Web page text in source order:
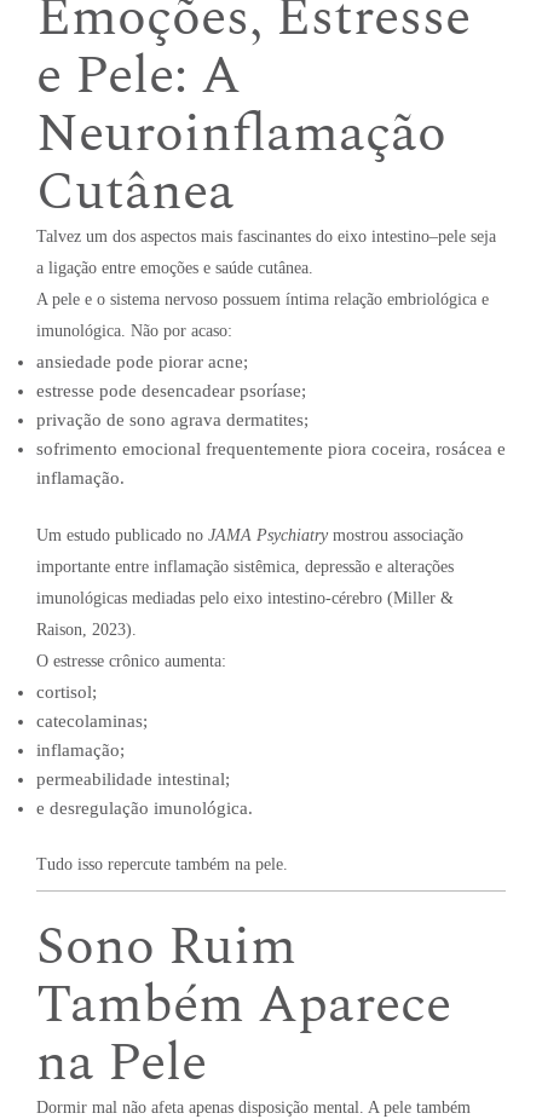
Emoções, Estresse
e Pele: A
Neuroinflamação
Cutânea
Talvez um dos aspectos mais fascinantes do eixo intestino–pele seja
a ligação entre emoções e saúde cutânea.
A pele e o sistema nervoso possuem íntima relação embriológica e
imunológica. Não por acaso:
ansiedade pode piorar acne;
estresse pode desencadear psoríase;
privação de sono agrava dermatites;
sofrimento emocional frequentemente piora coceira, rosácea e
inflamação.
Um estudo publicado no JAMA Psychiatrymostrou associação
importante entre inflamação sistêmica, depressão e alterações
imunológicas mediadas pelo eixo intestino-cérebro (Miller &
Raison, 2023).
O estresse crônico aumenta:
cortisol;
catecolaminas;
inflamação;
permeabilidade intestinal;
e desregulação imunológica.
Tudo isso repercute também na pele.
Sono Ruim
Também Aparece
na Pele
Dormir mal não afeta apenas disposição mental. A pele também